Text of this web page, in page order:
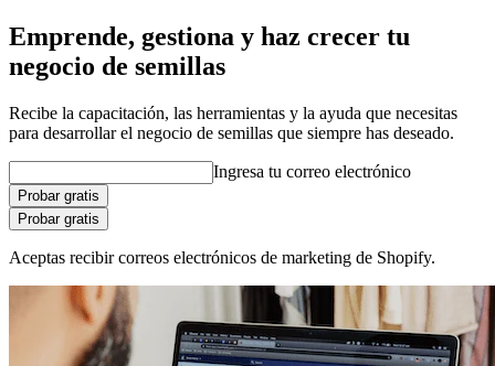
Emprende, gestiona y haz crecer tu
negocio de semillas
Recibe la capacitación, las herramientas y la ayuda que necesitas
para desarrollar el negocio de semillas que siempre has deseado.
Ingresa tu correo electrónico
Probar gratis
Probar gratis
Aceptas recibir correos electrónicos de marketing de Shopify.